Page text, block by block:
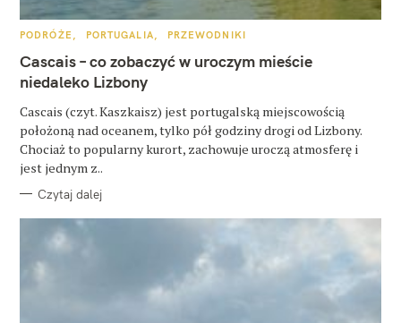
K
T
E
G
O
I
E
PODRÓŻE PORTUGALIA PRZEWODNIKI
Cascais – co zobaczyć w uroczym mieście
niedaleko Lizbony
Cascais (czyt. Kaszkaisz) jest portugalską miejscowością
położoną nad oceanem, tylko pół godziny drogi od Lizbony.
Chociaż to popularny kurort, zachowuje uroczą atmosferę i
jest jednym z..
Czytaj dalej